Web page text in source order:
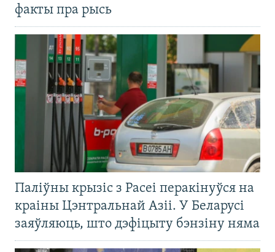
факты пра рысь
Паліўны крызіс з Расеі перакінуўся на
краіны Цэнтральнай Азіі. У Беларусі
заяўляюць, што дэфіцыту бэнзіну няма